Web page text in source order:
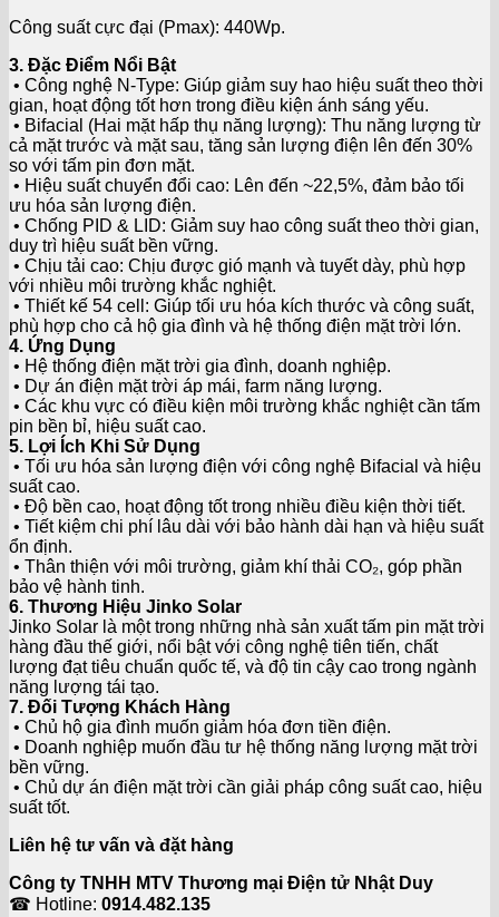
Công suất cực đại (Pmax): 440Wp.
3. Đặc Điểm Nổi Bật
• Công nghệ N-Type: Giúp giảm suy hao hiệu suất theo thời
gian, hoạt động tốt hơn trong điều kiện ánh sáng yếu.
• Bifacial (Hai mặt hấp thụ năng lượng): Thu năng lượng từ
cả mặt trước và mặt sau, tăng sản lượng điện lên đến 30%
so với tấm pin đơn mặt.
• Hiệu suất chuyển đổi cao: Lên đến ~22,5%, đảm bảo tối
ưu hóa sản lượng điện.
• Chống PID & LID: Giảm suy hao công suất theo thời gian,
duy trì hiệu suất bền vững.
• Chịu tải cao: Chịu được gió mạnh và tuyết dày, phù hợp
với nhiều môi trường khắc nghiệt.
• Thiết kế 54 cell: Giúp tối ưu hóa kích thước và công suất,
phù hợp cho cả hộ gia đình và hệ thống điện mặt trời lớn.
4. Ứng Dụng
• Hệ thống điện mặt trời gia đình, doanh nghiệp.
• Dự án điện mặt trời áp mái, farm năng lượng.
• Các khu vực có điều kiện môi trường khắc nghiệt cần tấm
pin bền bỉ, hiệu suất cao.
5. Lợi Ích Khi Sử Dụng
• Tối ưu hóa sản lượng điện với công nghệ Bifacial và hiệu
suất cao.
• Độ bền cao, hoạt động tốt trong nhiều điều kiện thời tiết.
• Tiết kiệm chi phí lâu dài với bảo hành dài hạn và hiệu suất
ổn định.
• Thân thiện với môi trường, giảm khí thải CO₂, góp phần
bảo vệ hành tinh.
6. Thương Hiệu Jinko Solar
Jinko Solar là một trong những nhà sản xuất tấm pin mặt trời
hàng đầu thế giới, nổi bật với công nghệ tiên tiến, chất
lượng đạt tiêu chuẩn quốc tế, và độ tin cậy cao trong ngành
năng lượng tái tạo.
7. Đối Tượng Khách Hàng
• Chủ hộ gia đình muốn giảm hóa đơn tiền điện.
• Doanh nghiệp muốn đầu tư hệ thống năng lượng mặt trời
bền vững.
• Chủ dự án điện mặt trời cần giải pháp công suất cao, hiệu
suất tốt.
Liên hệ tư vấn và đặt hàng
Công ty TNHH MTV Thương mại Điện tử Nhật Duy
☎ Hotline: 0914.482.135